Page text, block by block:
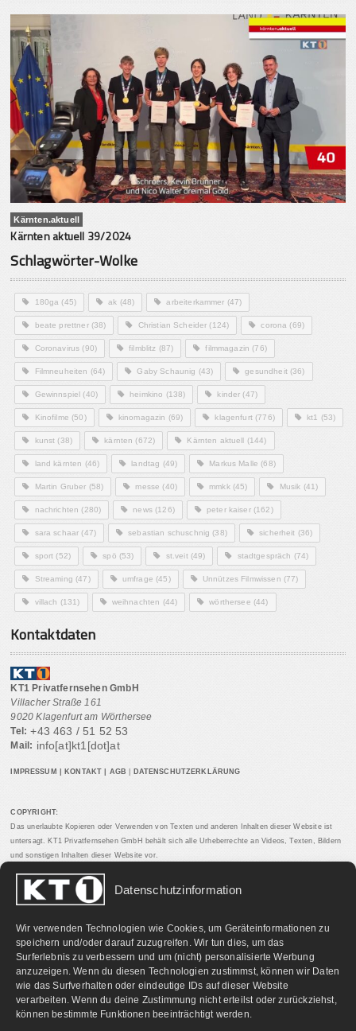
Datenschutzinformation
Wir verwenden Technologien wie Cookies, um Geräteinformationen zu
speichern und/oder darauf zuzugreifen. Wir tun dies, um das
Surferlebnis zu verbessern und um (nicht) personalisierte Werbung
anzuzeigen. Wenn du diesen Technologien zustimmst, können wir Daten
wie das Surfverhalten oder eindeutige IDs auf dieser Website
verarbeiten. Wenn du deine Zustimmung nicht erteilst oder zurückziehst,
können bestimmte Funktionen beeinträchtigt werden.
Kärnten.aktuell
Kärnten aktuell 39/2024
Schlagwörter-Wolke
180ga (45) ak (48) arbeiterkammer (47)
beate prettner(38) Christian Scheider (124) corona (69)
Coronavirus (90) filmblitz (87) filmmagazin (76)
Filmneuheiten (64) Gaby Schaunig (43) gesundheit(36)
Gewinnspiel (40) heimkino (138) kinder (47)
Kinofilme (50) kinomagazin (69) klagenfurt(776) kt1 (53)
kunst (38) kärnten (672) Kärnten aktuell (144)
land kärnten (46) landtag (49) Markus Malle (68)
Martin Gruber (58) messe (40) mmkk(45) Musik (41)
nachrichten (280) news(126) peter kaiser(162)
sara schaar (47) sebastian schuschnig (38) sicherheit (36)
sport (52) spö (53) st.veit(49) stadtgespräch (74)
Streaming (47) umfrage (45) Unnützes Filmwissen (77)
villach (131) weihnachten (44) wörthersee (44)
Kontaktdaten
KT1 Privatfernsehen GmbH
Villacher Straße 161
9020 Klagenfurt am Wörthersee
Tel: +43 463 / 51 52 53
Mail: info[at]kt1[dot]at
IMPRESSUM KONTAKT AGB DATENSCHUTZERKLÄRUNG
COPYRIGHT:
Das unerlaubte Kopieren oder Verwenden von Texten und anderen Inhalten dieser Website ist
untersagt. KT1 Privatfernsehen GmbH behält sich alle Urheberrechte an Videos, Texten, Bildern
und sonstigen Inhalten dieser Website vor.
PARTNERLINKS: